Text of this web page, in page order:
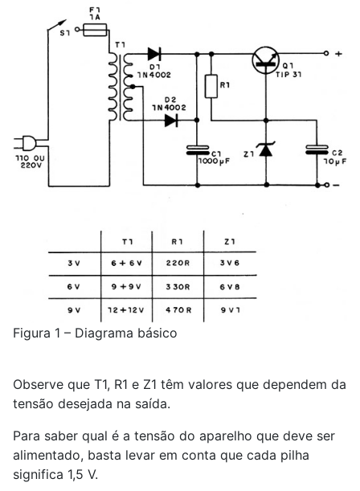
Figura 1 – Diagrama básico
Observe que T1, R1 e Z1 têm valores que dependem da
tensão desejada na saída.
Para saber qual é a tensão do aparelho que deve ser
alimentado, basta levar em conta que cada pilha
significa 1,5 V.